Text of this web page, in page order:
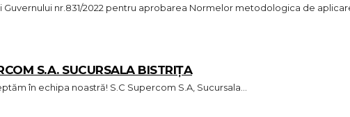
nr.831/2022 pentru aprobarea Normelor metodologica de aplicare
S.A. SUCURSALA BISTRIȚA
Pentru un mediu curat si sanatos te așteptăm în echipa noastră! S.C Supercom S.A, Sucursala...